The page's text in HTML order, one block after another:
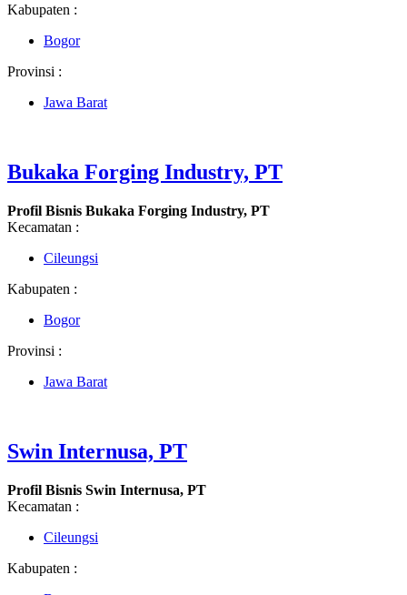
Kabupaten :
Bogor
Provinsi :
Jawa Barat
Bukaka Forging Industry, PT
Profil Bisnis Bukaka Forging Industry, PT
Kecamatan :
Cileungsi
Kabupaten :
Bogor
Provinsi :
Jawa Barat
Swin Internusa, PT
Profil Bisnis Swin Internusa, PT
Kecamatan :
Cileungsi
Kabupaten :